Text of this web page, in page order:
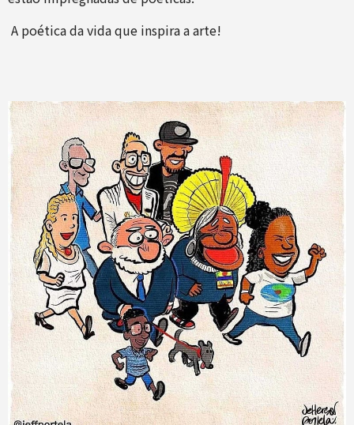
A poética da vida que inspira a arte!